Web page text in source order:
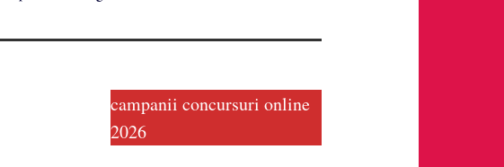
campanii concursuri online
2026